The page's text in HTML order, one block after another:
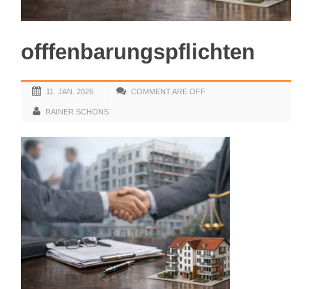
offfenbarungspflichten
11. JAN. 2026 COMMENT ARE OFF
RAINER SCHONS